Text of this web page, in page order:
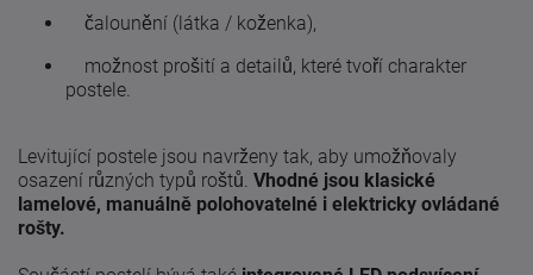
čalounění (látka / koženka),
možnost prošití a detailů, které tvoří charakter
postele.
Levitující postele jsou navrženy tak, aby umožňovaly
osazení různých typů roštů. Vhodné jsou klasické
lamelové, manuálně polohovatelné i elektricky ovládané
rošty.